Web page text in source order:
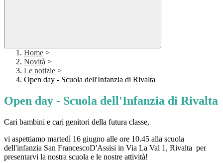
Home >
Novità >
Le notizie >
Open day - Scuola dell'Infanzia di Rivalta
Open day - Scuola dell'Infanzia di Rivalta
Cari bambini e cari genitori della futura classe,
vi aspettiamo martedì 16 giugno alle ore 10.45 alla scuola
dell'infanzia San FrancescoD'Assisi in Via La Val 1, Rivalta per
presentarvi la nostra scuola e le nostre attività!